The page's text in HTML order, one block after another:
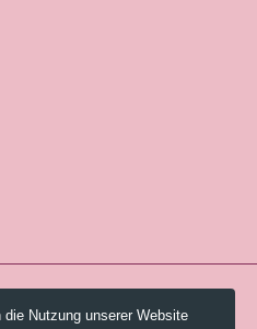
Zürich.
Nutzung unserer Website